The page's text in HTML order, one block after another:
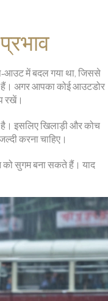
में बदल गया था, जिससे
हैं। अगर आपका कोई आउटडोर
रखें।
है। इसलिए खिलाड़ी और कोच
करना चाहिए।
को सुगम बना सकते हैं। याद